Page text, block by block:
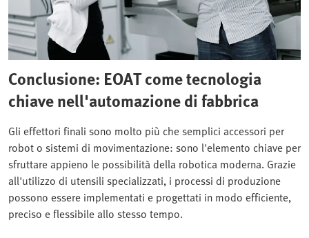
Conclusione: EOAT come tecnologia
chiave nell'automazione di fabbrica
Gli effettori finali sono molto più che semplici accessori per
robot o sistemi di movimentazione: sono l'elemento chiave per
sfruttare appieno le possibilità della robotica moderna. Grazie
all'utilizzo di utensili specializzati, i processi di produzione
possono essere implementati e progettati in modo efficiente,
preciso e flessibile allo stesso tempo.